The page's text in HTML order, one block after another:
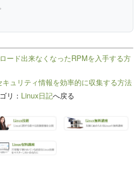
ード出来なくなったRPMを入手する方
キュリティ情報を効率的に収集する方法
リ： Linux日記へ戻る